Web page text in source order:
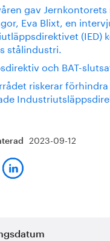
gav
Eva Blixt, en
(IED)
stålindustri.
och BAT-
riskerar
2023-09-12